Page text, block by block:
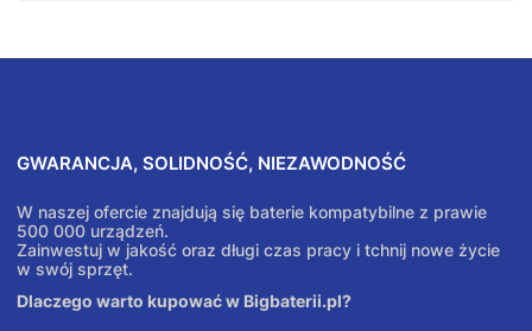
GWARANCJA, SOLIDNOŚĆ, NIEZAWODNOŚĆ
W naszej ofercie znajdują się baterie kompatybilne z prawie
500 000 urządzeń.
Zainwestuj w jakość oraz długi czas pracy i tchnij nowe życie
w swój sprzęt.
Dlaczego warto kupować w Bigbaterii.pl?